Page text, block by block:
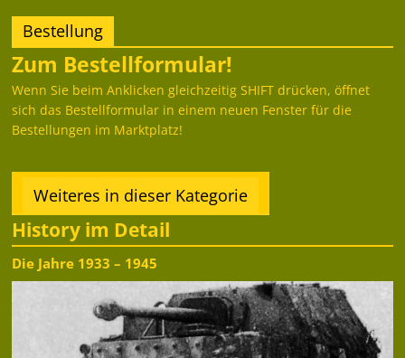
Bestellung
Zum Bestellformular!
Wenn Sie beim Anklicken gleichzeitig SHIFT drücken, öffnet
sich das Bestellformular in einem neuen Fenster für die
Bestellungen im Marktplatz!
Weiteres in dieser Kategorie
History im Detail
Die Jahre 1933 – 1945